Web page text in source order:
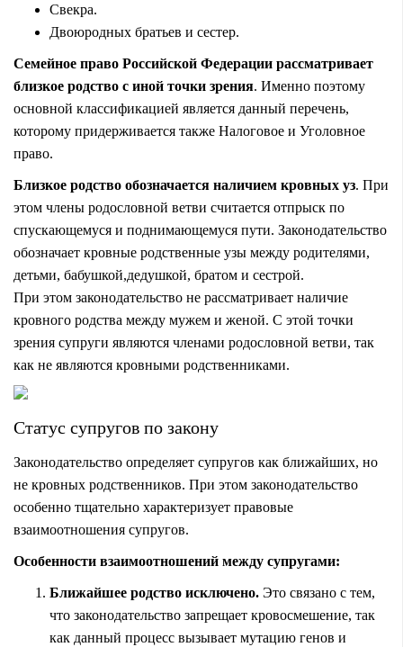
Свекра.
Двоюродных братьев и сестер.
Семейное право Российской Федерации рассматривает
близкое родство с иной точки зрения. Именно поэтому
основной классификацией является данный перечень,
которому придерживается также Налоговое и Уголовное
право.
Близкое родство обозначается наличием кровных уз. При
этом члены родословной ветви считается отпрыск по
спускающемуся и поднимающемуся пути. Законодательство
обозначает кровные родственные узы между родителями,
детьми, бабушкой,дедушкой, братом и сестрой.
При этом законодательство не рассматривает наличие
кровного родства между мужем и женой. С этой точки
зрения супруги являются членами родословной ветви, так
как не являются кровными родственниками.
Статус супругов по закону
Законодательство определяет супругов как ближайших, но
не кровных родственников. При этом законодательство
особенно тщательно характеризует правовые
взаимоотношения супругов.
Особенности взаимоотношений между супругами:
Ближайшее родство исключено. Это связано с тем,
что законодательство запрещает кровосмешение, так
как данный процесс вызывает мутацию генов и